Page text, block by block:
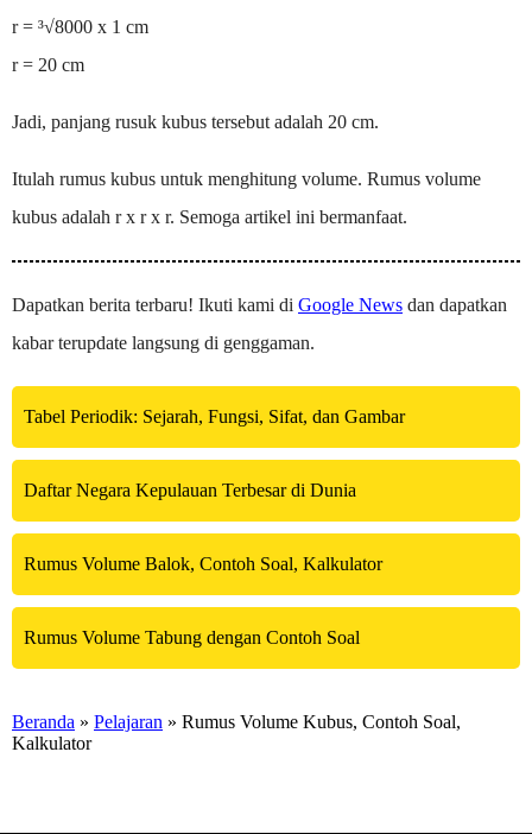
r = ³√8000 x 1 cm
r = 20 cm
Jadi, panjang rusuk kubus tersebut adalah 20 cm.
Itulah rumus kubus untuk menghitung volume. Rumus volume
kubus adalah r x r x r. Semoga artikel ini bermanfaat.
Dapatkan berita terbaru! Ikuti kami di Google News dan dapatkan
kabar terupdate langsung di genggaman.
Tabel Periodik: Sejarah, Fungsi, Sifat, dan Gambar
Daftar Negara Kepulauan Terbesar di Dunia
Rumus Volume Balok, Contoh Soal, Kalkulator
Rumus Volume Tabung dengan Contoh Soal
Beranda » Pelajaran » Rumus Volume Kubus, Contoh Soal,
Kalkulator